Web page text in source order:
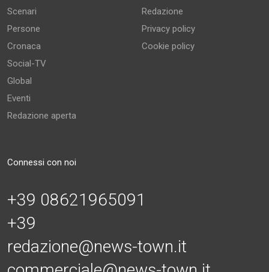
Scenari
Persone
Cronaca
Social-TV
Global
Eventi
Redazione aperta
Redazione
Privacy policy
Cookie policy
Connessi con noi
+39 08621965091
+39
redazione@news-town.it